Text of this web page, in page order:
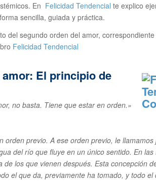
En Felicidad Tendencial te explico
sencilla, guiada y práctica.
del segundo orden del amor,
Felicidad Tendencial
El principio de
no basta. Tiene que estar en orden.»
orden previo. A ese orden previo, le
del río que fluye en un único sentido. En
de los que vienen después. Esta concepción
el que da, previamente ha tomado, y todo el